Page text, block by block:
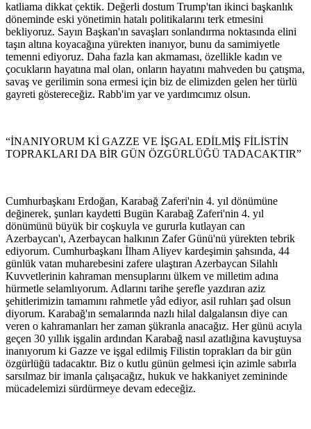
katliama dikkat çektik. Değerli dostum Trump'tan ikinci başkanlık
döneminde eski yönetimin hatalı politikalarını terk etmesini
bekliyoruz. Sayın Başkan'ın savaşları sonlandırma noktasında elini
taşın altına koyacağına yürekten inanıyor, bunu da samimiyetle
temenni ediyoruz. Daha fazla kan akmaması, özellikle kadın ve
çocukların hayatına mal olan, onların hayatını mahveden bu çatışma,
savaş ve gerilimin sona ermesi için biz de elimizden gelen her türlü
gayreti göstereceğiz. Rabb'im yar ve yardımcımız olsun.
“İNANIYORUM Kİ GAZZE VE İŞGAL EDİLMİŞ FİLİSTİN
TOPRAKLARI DA BİR GÜN ÖZGÜRLÜĞÜ TADACAKTIR”
Cumhurbaşkanı Erdoğan, Karabağ Zaferi'nin 4. yıl dönümüne
değinerek, şunları kaydetti Bugün Karabağ Zaferi'nin 4. yıl
dönümünü büyük bir coşkuyla ve gururla kutlayan can
Azerbaycan'ı, Azerbaycan halkının Zafer Günü'nü yürekten tebrik
ediyorum. Cumhurbaşkanı İlham Aliyev kardeşimin şahsında, 44
günlük vatan muharebesini zafere ulaştıran Azerbaycan Silahlı
Kuvvetlerinin kahraman mensuplarını ülkem ve milletim adına
hürmetle selamlıyorum. Adlarını tarihe şerefle yazdıran aziz
şehitlerimizin tamamını rahmetle yâd ediyor, asil ruhları şad olsun
diyorum. Karabağ'ın semalarında nazlı hilal dalgalansın diye can
veren o kahramanları her zaman şükranla anacağız. Her günü acıyla
geçen 30 yıllık işgalin ardından Karabağ nasıl azatlığına kavuştuysa
inanıyorum ki Gazze ve işgal edilmiş Filistin toprakları da bir gün
özgürlüğü tadacaktır. Biz o kutlu günün gelmesi için azimle sabırla
sarsılmaz bir imanla çalışacağız, hukuk ve hakkaniyet zemininde
mücadelemizi sürdürmeye devam edeceğiz.